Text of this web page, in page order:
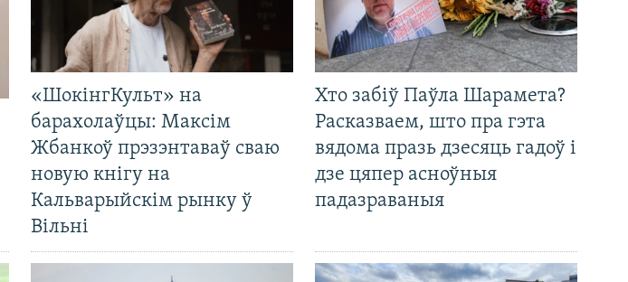
«ШокінгКульт» на
барахолаўцы: Максім
Жбанкоў прэзэнтаваў сваю
новую кнігу на
Кальварыйскім рынку ў
Вільні
Хто забіў Паўла Шарамета?
Расказваем, што пра гэта
вядома празь дзесяць гадоў і
дзе цяпер асноўныя
падазраваныя